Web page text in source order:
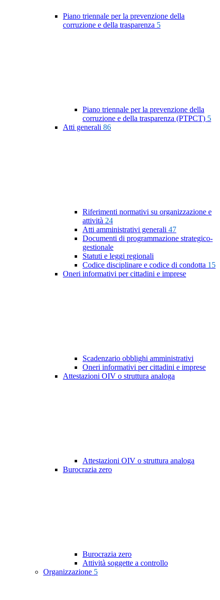
Piano triennale per la prevenzione della
corruzione e della trasparenza 5
Piano triennale per la prevenzione della
corruzione e della trasparenza (PTPCT) 5
Atti generali 86
Riferimenti normativi su organizzazione e
attività 24
Atti amministrativi generali 47
Documenti di programmazione strategico-
gestionale
Statuti e leggi regionali
Codice disciplinare e codice di condotta 15
Oneri informativi per cittadini e imprese
Scadenzario obblighi amministrativi
Oneri informativi per cittadini e imprese
Attestazioni OIV o struttura analoga
Attestazioni OIV o struttura analoga
Burocrazia zero
Burocrazia zero
Attività soggette a controllo
Organizzazione 5